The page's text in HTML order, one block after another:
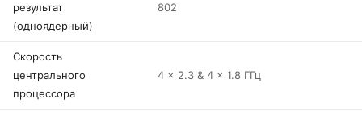
результат
(одноядерный)
802
Скорость
центрального
процессора
4 x 2.3 & 4 x 1.8 ГГц